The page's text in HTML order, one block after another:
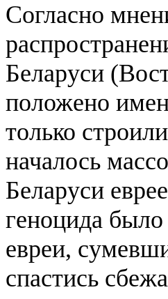
Согласно
Беларуси
положено
только
началось
Беларуси
геноцида
евреи,
спастись